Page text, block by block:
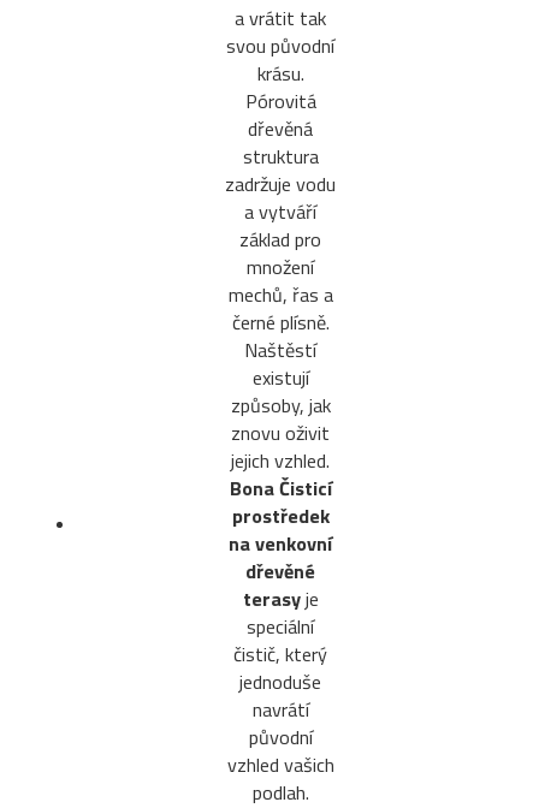
a vrátit tak
svou původní
krásu.
Pórovitá
dřevěná
struktura
zadržuje vodu
a vytváří
základ pro
množení
mechů, řas a
černé plísně.
Naštěstí
existují
způsoby, jak
znovu oživit
jejich vzhled.
Bona Čisticí
prostředek
na venkovní
dřevěné
terasyje
speciální
čistič, který
jednoduše
navrátí
původní
vzhled vašich
podlah.